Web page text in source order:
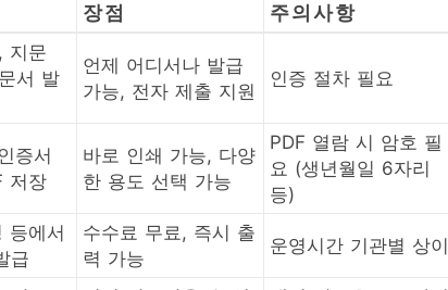
장점 주의사항
지문
서 발
언제 어디서나 발급
가능, 전자 제출 지원
인증 절차 필요
증서
저장
바로 인쇄 가능, 다양
한 용도 선택 가능
PDF 열람 시 암호 필
요 (생년월일 6자리
등)
등에서
급
수수료 무료, 즉시 출
력 가능
운영시간 기관별 상이